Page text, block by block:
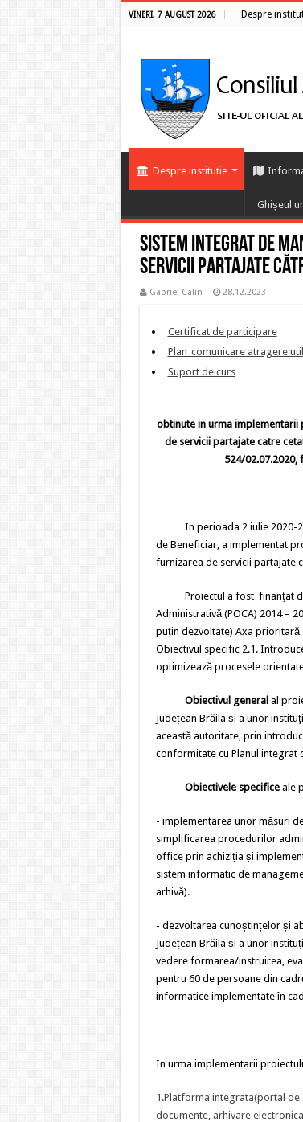
VINERI, 7 AUGUST 2026 Despre
Despre institutie
Ghișeul
Sistem integrat de
servicii partajate
Gabriel Calin 28.12.2023
Certificat de participare
Plan_comunicare atragere
Suport de curs
obtinute in urma implementarii
de servicii partajate catre
524/
In perioada 2 iulie 2020-2
de Beneficiar, a implementat
furnizarea de servicii partajate
Proiectul a fost finanţat din
Administrativă (POCA) 2014 –
puțin dezvoltate) Axa prioritară
Obiectivul specific 2.1.
optimizează procesele
Obiectivul general al
Județean Brăila și a unor
această autoritate, prin
conformitate cu Planul integrat
Obiectivele specifice ale
- implementarea unor măsuri
simplificarea procedurilor
office prin achiziția și
sistem informatic de
arhivă).
- dezvoltarea cunoștințelor și
Județean Brăila și a unor
vedere formarea/instruirea,
pentru 60 de persoane din
informatice implementate în
In urma implementarii
1.Platforma integrata(portal
documente, arhivare